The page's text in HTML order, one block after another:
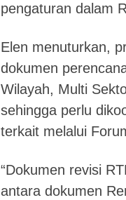
pengaturan dalam
Elen menuturkan,
dokumen
Wilayah, Multi
sehingga perlu
terkait melalui
“Dokumen revisi
antara dokumen